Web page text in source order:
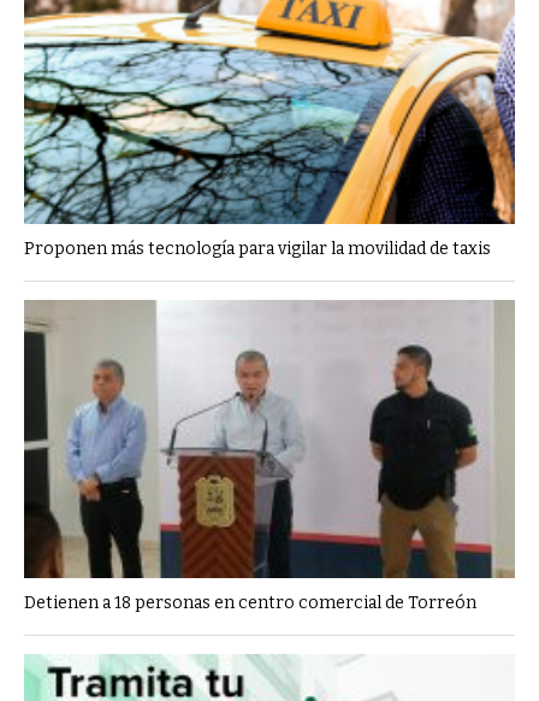
Proponen más tecnología para vigilar la movilidad de taxis
Detienen a 18 personas en centro comercial de Torreón